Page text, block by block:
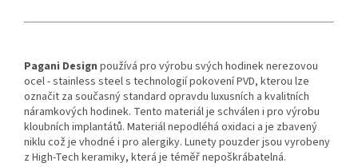
Pagani Design používá pro výrobu svých hodinek nerezovou
ocel - stainless steel s technologií pokovení PVD, kterou lze
označit za současný standard opravdu luxusních a kvalitních
náramkových hodinek. Tento materiál je schválen i pro výrobu
kloubních implantátů. Materiál nepodléhá oxidaci a je zbavený
niklu což je vhodné i pro alergiky. Lunety pouzder jsou vyrobeny
z High-Tech keramiky, která je téměř nepoškrábatelná.